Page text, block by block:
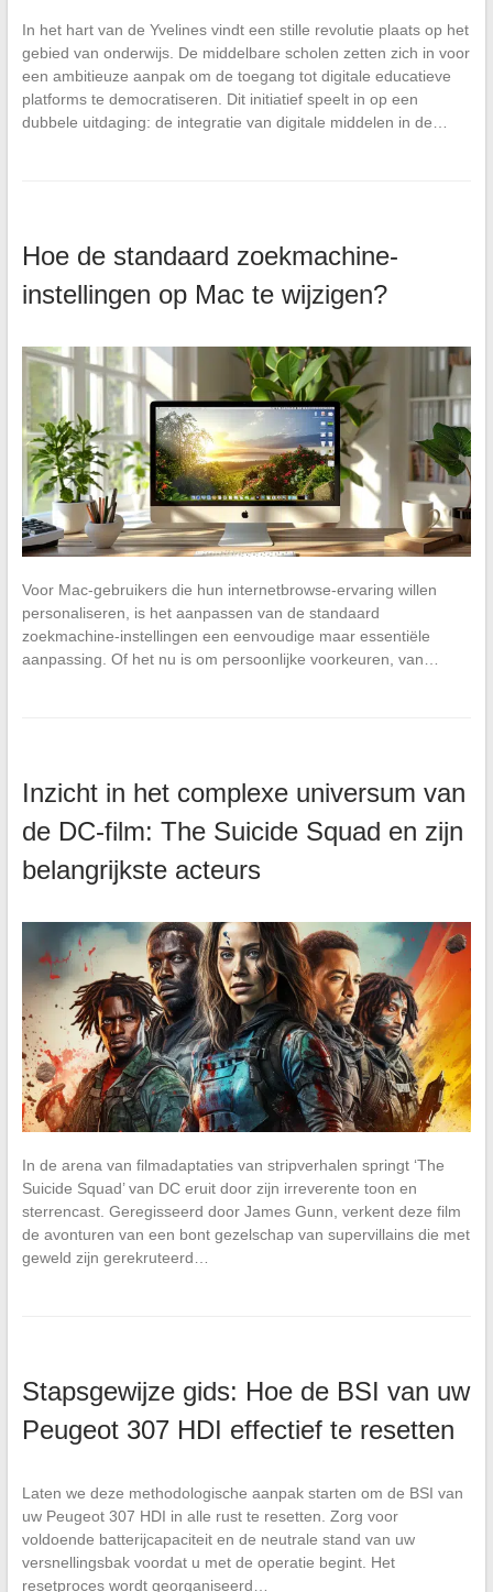
In het hart van de Yvelines vindt een stille revolutie plaats op het
gebied van onderwijs. De middelbare scholen zetten zich in voor
een ambitieuze aanpak om de toegang tot digitale educatieve
platforms te democratiseren. Dit initiatief speelt in op een
dubbele uitdaging: de integratie van digitale middelen in de…
Hoe de standaard zoekmachine-
instellingen op Mac te wijzigen?
Voor Mac-gebruikers die hun internetbrowse-ervaring willen
personaliseren, is het aanpassen van de standaard
zoekmachine-instellingen een eenvoudige maar essentiële
aanpassing. Of het nu is om persoonlijke voorkeuren, van…
Inzicht in het complexe universum van
de DC-film: The Suicide Squad en zijn
belangrijkste acteurs
In de arena van filmadaptaties van stripverhalen springt ‘The
Suicide Squad’ van DC eruit door zijn irreverente toon en
sterrencast. Geregisseerd door James Gunn, verkent deze film
de avonturen van een bont gezelschap van supervillains die met
geweld zijn gerekruteerd…
Stapsgewijze gids: Hoe de BSI van uw
Peugeot 307 HDI effectief te resetten
Laten we deze methodologische aanpak starten om de BSI van
uw Peugeot 307 HDI in alle rust te resetten. Zorg voor
voldoende batterijcapaciteit en de neutrale stand van uw
versnellingsbak voordat u met de operatie begint. Het
resetproces wordt georganiseerd…